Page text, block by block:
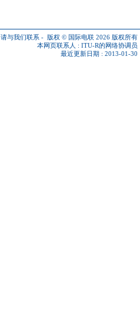
请与我们联系 - 版权 © 国际电联 2026 版权所有
本网页联系人 : ITU-R的网络协调员
最近更新日期 : 2013-01-30